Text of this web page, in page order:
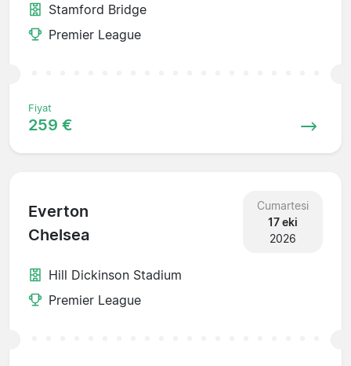
Stamford Bridge
Premier League
Fiyat
259 €
Everton
Chelsea
Cumartesi
17 eki
2026
Hill Dickinson Stadium
Premier League